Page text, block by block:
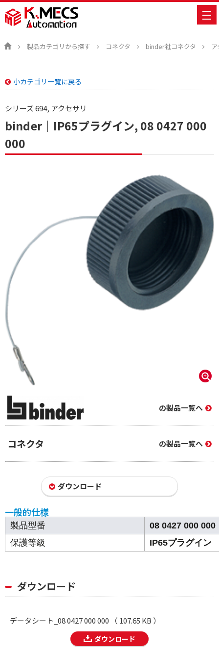
製品カテゴリから探す コネクタ binder社コネクタ
小カテゴリ一覧に戻る
シリーズ 694, アクセサリ
binder｜IP65プラグイン, 08 0427 000
000
の製品一覧へ
コネクタ の製品一覧へ
ダウンロード
一般的仕様
製品型番
08 0427 000 000
保護等級
IP65プラグイン
ダウンロード
データシート_08 0427 000 000 （ 107.65 KB ）
ダウンロード